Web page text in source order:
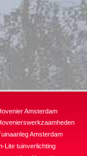
Amsterdam
Amsterdam
Lite tuinverlichting